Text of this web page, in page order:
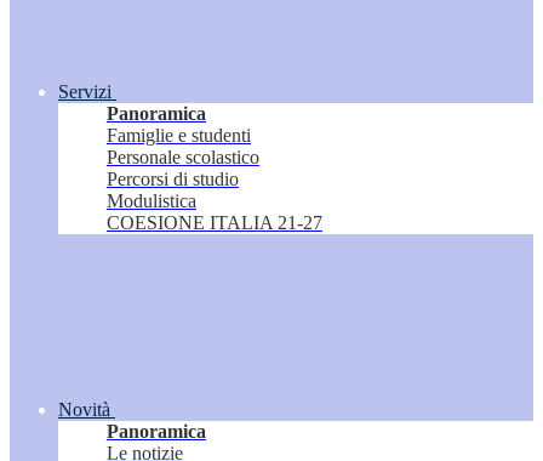
Servizi
Panoramica
Famiglie e studenti
Personale scolastico
Percorsi di studio
Modulistica
COESIONE ITALIA 21-27
Novità
Panoramica
Le notizie